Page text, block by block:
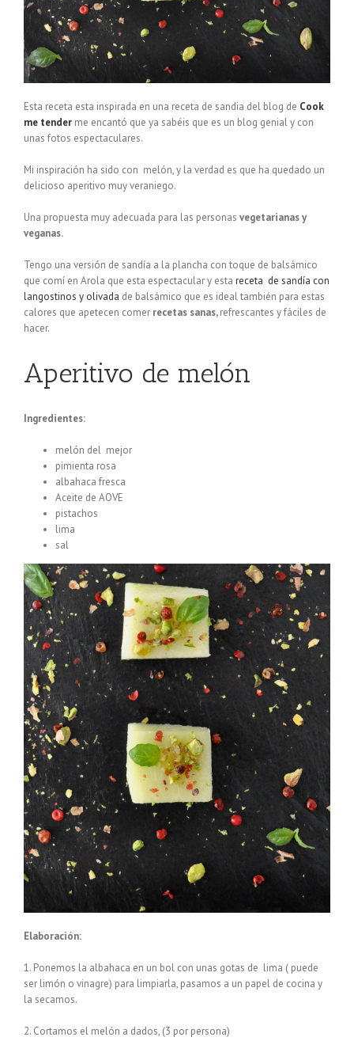
Esta receta esta inspirada en una receta de sandia del blog de Cook
me tender me encantó que ya sabéis que es un blog genial y con
unas fotos espectaculares.
Mi inspiración ha sido con melón, y la verdad es que ha quedado un
delicioso aperitivo muy veraniego.
Una propuesta muy adecuada para las personas vegetarianas y
veganas.
Tengo una versión de sandía a la plancha con toque de balsámico
que comí en Arola que esta espectacular y esta receta de sandía con
langostinos y olivada de balsámico que es ideal también para estas
calores que apetecen comer recetas sanas,refrescantes y fáciles de
hacer.
Aperitivo de melón
Ingredientes:
melón del mejor
pimienta rosa
albahaca fresca
Aceite de AOVE
pistachos
lima
sal
Elaboración:
1. Ponemos la albahaca en un bol con unas gotas de lima ( puede
ser limón o vinagre) para limpiarla, pasamos a un papel de cocina y
la secamos.
2. Cortamos el melón a dados, (3 por persona)